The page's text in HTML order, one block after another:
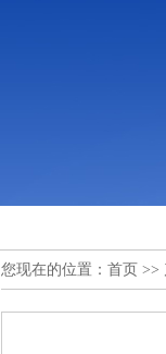
您现在的位置： 首页 >>